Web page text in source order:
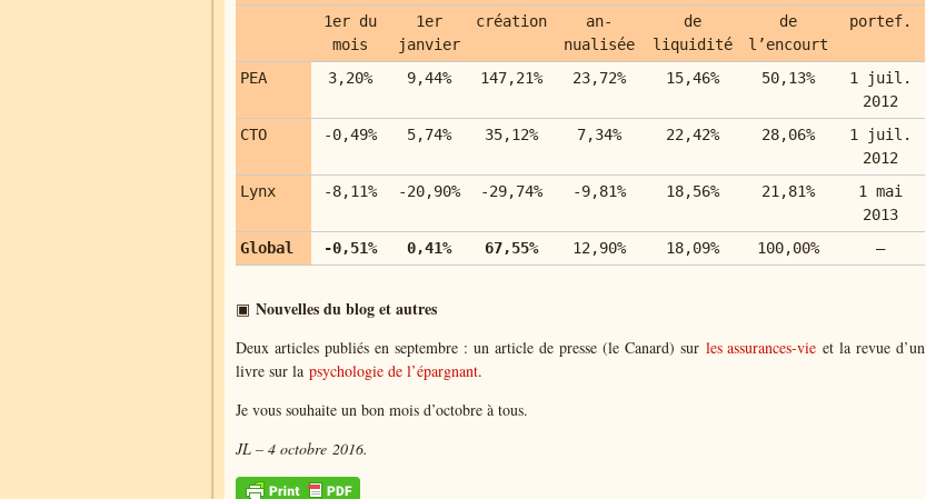
1er du
mois
1er
janvier
création
an-
nualisée
de
liquidité
de
l’encourt
portef.
PEA 3,20% 9,44% 147,21% 23,72% 15,46% 50,13%
1 juil.
2012
CTO
-0,49% 5,74% 35,12% 7,34% 22,42% 28,06%
1 juil.
2012
Lynx
-8,11% -20,90% -29,74% -9,81% 18,56% 21,81%
1 mai
2013
Global
-0,51% 0,41% 67,55% 12,90% 18,09% 100,00% –
▣ Nouvelles du blog et autres
Deux articles publiés en septembre : un article de presse (le Canard) sur les assurances-vie et la revue d’un
livre sur la psychologie de l’épargnant.
Je vous souhaite un bon mois d’octobre à tous.
JL – 4 octobre 2016.